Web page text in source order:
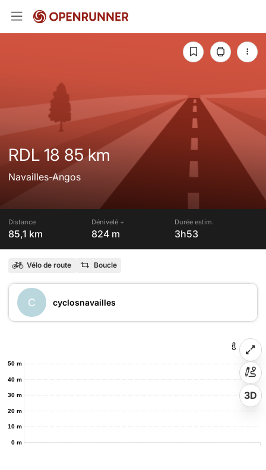
RDL 18 85 km
Navailles-Angos
Distance
85,1 km
Dénivelé +
824 m
Durée estim.
3h53
Vélo de route Boucle
C cyclosnavailles
0 m
10 m
20 m
30 m
40 m
50 m
3D